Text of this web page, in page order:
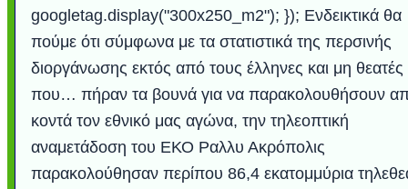
googletag.display("300x250_m2"); }); Ενδεικτικά θα
πούμε ότι σύμφωνα με τα στατιστικά της περσινής
διοργάνωσης εκτός από τους έλληνες και μη θεατές
που… πήραν τα βουνά για να παρακολουθήσουν
κοντά τον εθνικό μας αγώνα, την τηλεοπτική
αναμετάδοση του ΕΚΟ Ραλλυ Ακρόπολις
παρακολούθησαν περίπου 86,4 εκατομμύρια